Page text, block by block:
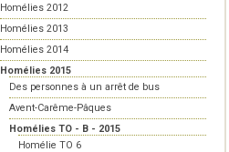
Homélies 2012
Homélies 2013
Homélies 2014
Homélies 2015
Des personnes à un arrêt de bus
Avent-Carême-Pâques
Homélies TO - B - 2015
Homélie TO 6